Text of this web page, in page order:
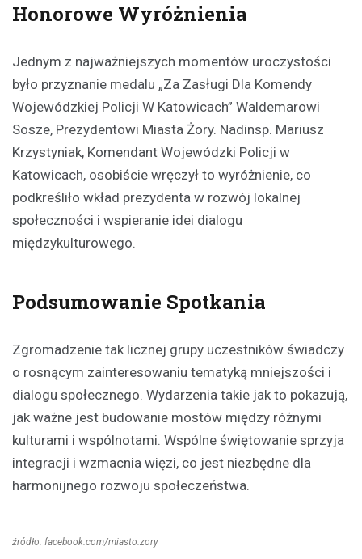
Honorowe Wyróżnienia
Jednym z najważniejszych momentów uroczystości
było przyznanie medalu „Za Zasługi Dla Komendy
Wojewódzkiej Policji W Katowicach” Waldemarowi
Sosze, Prezydentowi Miasta Żory. Nadinsp. Mariusz
Krzystyniak, Komendant Wojewódzki Policji w
Katowicach, osobiście wręczył to wyróżnienie, co
podkreśliło wkład prezydenta w rozwój lokalnej
społeczności i wspieranie idei dialogu
międzykulturowego.
Podsumowanie Spotkania
Zgromadzenie tak licznej grupy uczestników świadczy
o rosnącym zainteresowaniu tematyką mniejszości i
dialogu społecznego. Wydarzenia takie jak to pokazują,
jak ważne jest budowanie mostów między różnymi
kulturami i wspólnotami. Wspólne świętowanie sprzyja
integracji i wzmacnia więzi, co jest niezbędne dla
harmonijnego rozwoju społeczeństwa.
źródło: facebook.com/miasto.zory